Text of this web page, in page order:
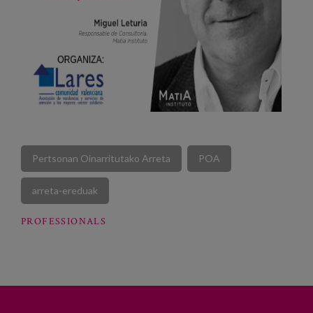
Pertsonan Oinarritutako Arreta POA
arreta-ereduak
PROFESSIONALS